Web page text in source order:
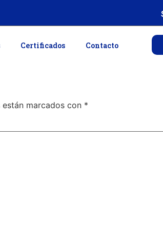
Certificados Contacto
marcados con *